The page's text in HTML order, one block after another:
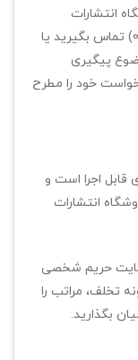
انتشارات
تماس بگیرید یا
پیگیری
خود را مطرح
قابل اجرا است و
انتشارات
رعایت حریم شخصی
تخلف، مراتب را
بگذارید.